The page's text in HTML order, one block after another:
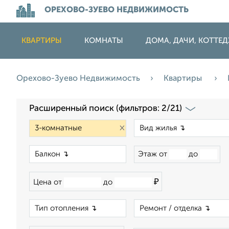
ОРЕХОВО-ЗУЕВО НЕДВИЖИМОСТЬ
КВАРТИРЫ КОМНАТЫ ДОМА, ДАЧИ,
Орехово-Зуево Недвижимость Квартиры
Расширенный поиск (фильтров: 2/21)
×
Этаж от до
Цена от до ₽